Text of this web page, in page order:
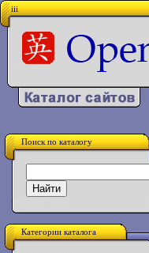
iii
Поиск по каталогу
Категории каталога